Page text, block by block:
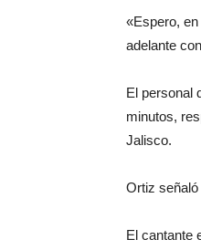
«Espero,
adelante
El personal
minutos,
Jalisco.
Ortiz
El cantante